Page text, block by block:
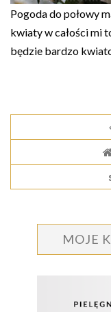
Pogoda do połowy
kwiaty w całości mi
będzie bardzo
MOJE